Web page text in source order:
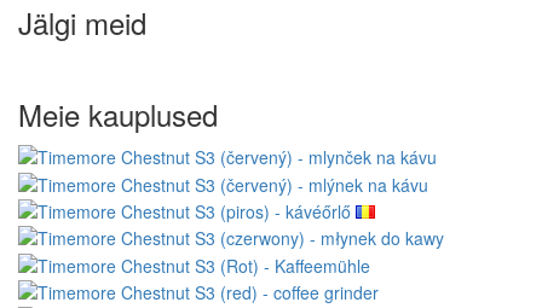
Jälgi meid
Meie kauplused